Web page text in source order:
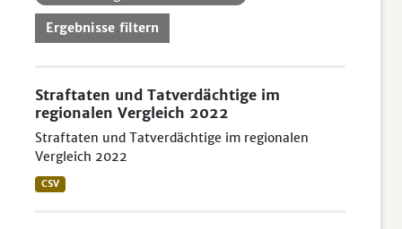
Ergebnisse filtern
Straftaten und Tatverdächtige im
regionalen Vergleich 2022
Straftaten und Tatverdächtige im regionalen
Vergleich 2022
CSV